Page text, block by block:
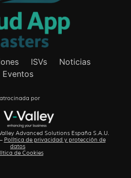
ISVs
Noticias
Eventos
por
Advanced Solutions España S.A.U.
– Política de privacidad y protección de
datos
de Cookies